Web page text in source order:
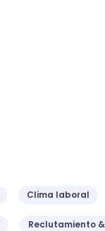
Clima laboral
Reclutamiento